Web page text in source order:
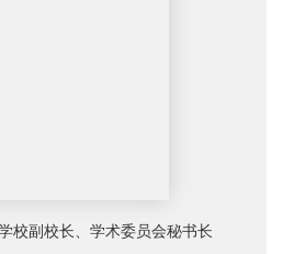
校副校长、学术委员会秘书长